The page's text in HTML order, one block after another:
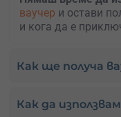
ваучер и остави
и кога да е
Как ще получа
Как да